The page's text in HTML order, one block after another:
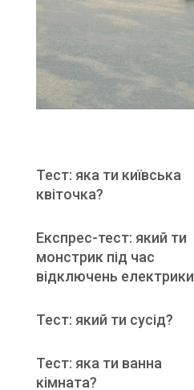
Тест: яка ти київська
квіточка?
Експрес-тест: який ти
монстрик під час
відключень електрики
Тест: який ти сусід?
Тест: яка ти ванна
кімната?